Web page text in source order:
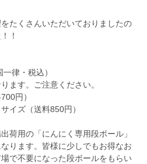
たくさんいただいておりましたの
！
律・税込）
ます。ご注意ください。
円）
イズ（送料850円）
荷用の「にんにく専用段ボール」
ります。皆様に少しでもお得なお
で不要になった段ボールをもらい